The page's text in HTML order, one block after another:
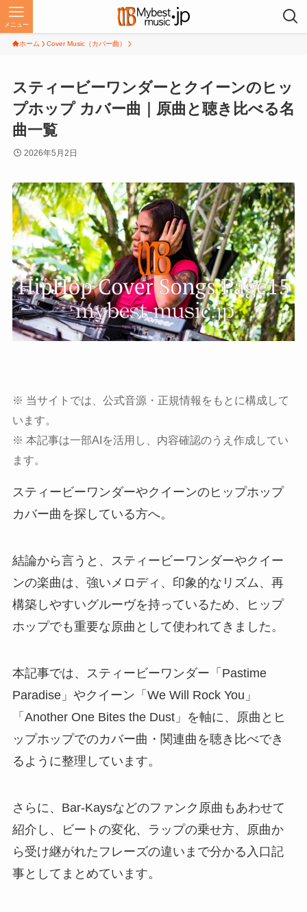
メニュー
ホーム Cover Music（カバー曲）
スティービーワンダーとクイーンのヒッ
プホップ カバー曲｜原曲と聴き比べる名
曲一覧
2026年5月2日
※ 当サイトでは、公式音源・正規情報をもとに構成して
います。
※ 本記事は一部AIを活用し、内容確認のうえ作成してい
ます。
スティービーワンダーやクイーンのヒップホップ
カバー曲を探している方へ。
結論から言うと、スティービーワンダーやクイー
ンの楽曲は、強いメロディ、印象的なリズム、再
構築しやすいグルーヴを持っているため、ヒップ
ホップでも重要な原曲として使われてきました。
本記事では、スティービーワンダー「Pastime
Paradise」やクイーン「We Will Rock You」
「Another One Bites the Dust」を軸に、原曲とヒ
ップホップでのカバー曲・関連曲を聴き比べでき
るように整理しています。
さらに、Bar-Kaysなどのファンク原曲もあわせて
紹介し、ビートの変化、ラップの乗せ方、原曲か
ら受け継がれたフレーズの違いまで分かる入口記
事としてまとめています。